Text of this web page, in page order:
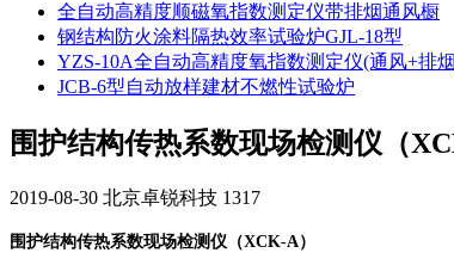
全自动高精度顺磁氧指数测定仪带排烟通风橱
钢结构防火涂料隔热效率试验炉GJL-18型
YZS-10A全自动高精度氧指数测定仪(通风+排
JCB-6型自动放样建材不燃性试验炉
围护结构传热系数现场检测仪（
2019-08-30 北京卓锐科技 1317
围护结构传热系数现场检测仪（XCK-A）